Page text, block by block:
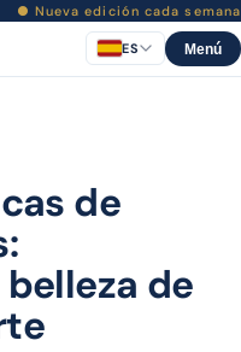
● Nueva edición cada semana
ES Menú
de
de